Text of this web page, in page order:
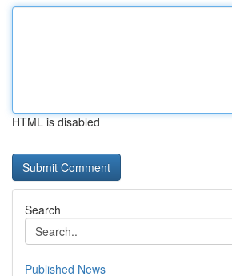
HTML is disabled
Search
Published News